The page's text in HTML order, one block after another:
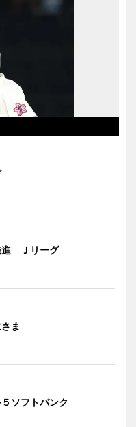
進 Ｊリーグ
ま
ソフトバンク